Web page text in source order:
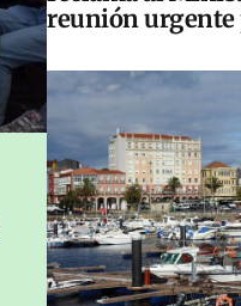
reunión urgente